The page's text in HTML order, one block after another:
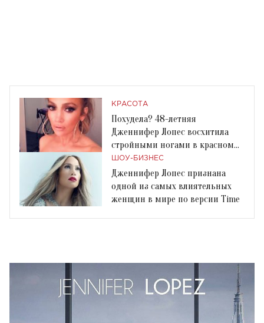
КРАСОТА
Похудела? 48-летняя
Дженнифер Лопес восхитила
стройными ногами в красном
мини
ШОУ-БИЗНЕС
Дженнифер Лопес признана
одной из самых влиятельных
женщин в мире по версии Time